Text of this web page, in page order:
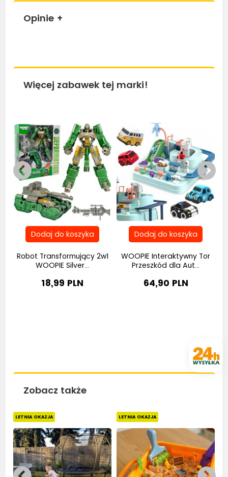
Opinie +
Więcej zabawek tej marki!
Robot Transformujący 2w1
WOOPIE Silver...
18,99 PLN
WOOPIE Interaktywny Tor
Przeszkód dla Aut...
64,90 PLN
Zobacz także
LETNIA OKAZJA LETNIA OKAZJA